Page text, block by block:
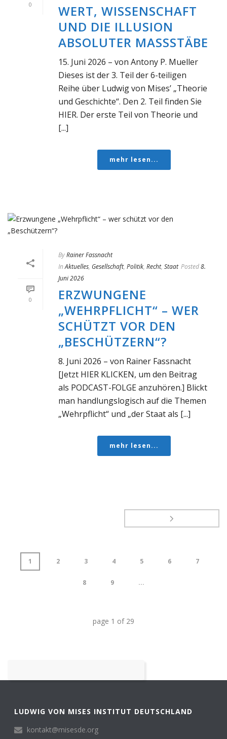
0
WERT, WISSENSCHAFT
UND DIE ILLUSION
ABSOLUTER MASSSTÄBE
15. Juni 2026 – von Antony P. Mueller
Dieses ist der 3. Teil der 6-teiligen
Reihe über Ludwig von Mises’ „Theorie
und Geschichte“. Den 2. Teil finden Sie
HIER. Der erste Teil von Theorie und
[...]
mehr lesen...
0
ByRainer Fassnacht
In Aktuelles, Gesellschaft, Politik, Recht, Staat Posted8.
Juni 2026
ERZWUNGENE
„WEHRPFLICHT“ – WER
SCHÜTZT VOR DEN
„BESCHÜTZERN“?
8. Juni 2026 – von Rainer Fassnacht
[Jetzt HIER KLICKEN, um den Beitrag
als PODCAST-FOLGE anzuhören.] Blickt
man handlungslogisch auf die Themen
„Wehrpflicht“ und „der Staat als [...]
mehr lesen...
1 2 3 4 5 6 7
8 9 ...
page 1 of 29
LUDWIG VON MISES INSTITUT DEUTSCHLAND
kontakt@misesde.org